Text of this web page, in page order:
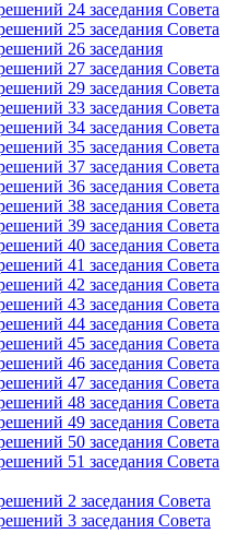
24 заседания Совета
25 заседания Совета
26 заседания
27 заседания Совета
29 заседания Совета
33 заседания Совета
34 заседания Совета
35 заседания Совета
37 заседания Совета
36 заседания Совета
38 заседания Совета
39 заседания Совета
40 заседания Совета
41 заседания Совета
42 заседания Совета
43 заседания Совета
44 заседания Совета
45 заседания Совета
46 заседания Совета
47 заседания Совета
48 заседания Совета
49 заседания Совета
50 заседания Совета
51 заседания Совета
2 заседания Совета
3 заседания Совета